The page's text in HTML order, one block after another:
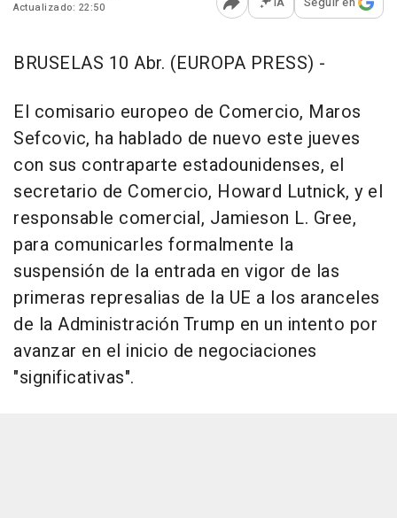
Actualizado: 22:50
Abrir opciones para
BRUSELAS 10 Abr. (EUROPA PRESS) -
El comisario europeo de Comercio, Maros
Sefcovic, ha hablado de nuevo este jueves
con sus contraparte estadounidenses, el
secretario de Comercio, Howard Lutnick, y el
responsable comercial, Jamieson L. Gree,
para comunicarles formalmente la
suspensión de la entrada en vigor de las
primeras represalias de la UE a los aranceles
de la Administración Trump en un intento por
avanzar en el inicio de negociaciones
"significativas".